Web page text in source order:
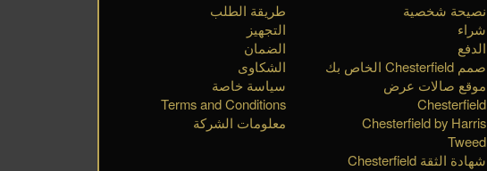
طريقة الطلب
التجهيز
الضمان
الشكاوى
سياسة خاصة
Terms and Conditions
معلومات الشركة
نصيحة شخصية
شراء
الدفع
صمم Chesterfield الخاص بك
موقع صالات عرض
Chesterfield
Chesterfield by Harris
Tweed
شهادة الثقة Chesterfield